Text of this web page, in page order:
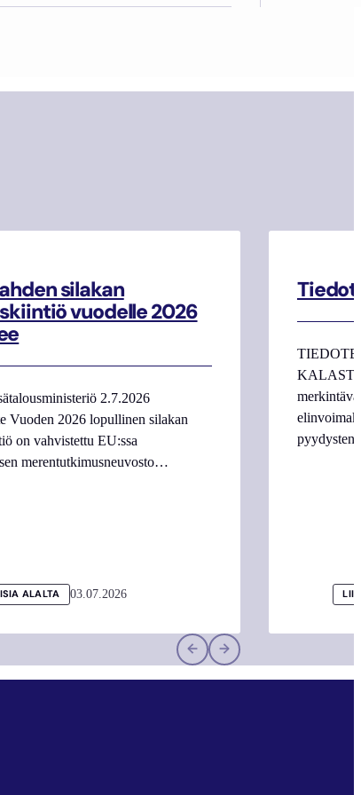
silakan
vuodelle 2026
2.7.2026
Vuoden 2026 lopullinen silakan
on vahvistettu EU:ssa
merentutkimusneuvosto…
ALALTA 03.07.2026
pyydysten